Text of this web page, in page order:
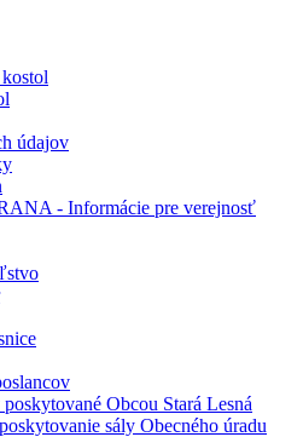
údajov
- Informácie pre verejnosť
Obcou Stará Lesná
sály Obecného úradu